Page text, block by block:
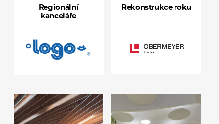
Regionální
kanceláře
Rekonstrukce roku